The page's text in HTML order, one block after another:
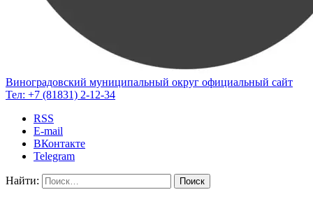
Виноградовский муниципальный округ официальный сайт
Тел: +7 (81831) 2-12-34
RSS
E-mail
ВКонтакте
Telegram
Найти: